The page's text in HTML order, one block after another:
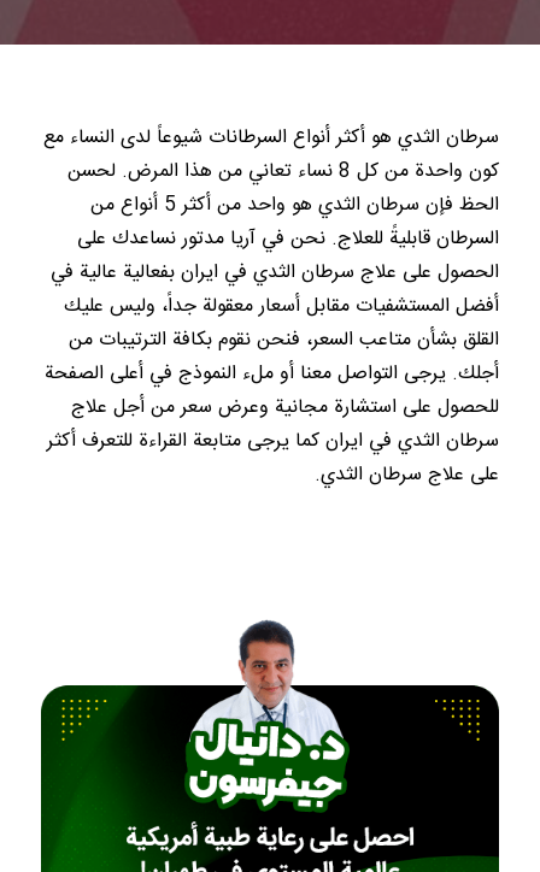
سرطان الثدي هو أكثر أنواع السرطانات شيوعاً لدى النساء مع
كون واحدة من كل 8 نساء تعاني من هذا المرض. لحسن
الحظ فإن سرطان الثدي هو واحد من أكثر 5 أنواع من
السرطان قابليةً للعلاج. نحن في آريا مدتور نساعدك على
الحصول على علاج سرطان الثدي في ايران بفعالية عالية في
أفضل المستشفيات مقابل أسعار معقولة جداً، وليس عليك
القلق بشأن متاعب السعر، فنحن نقوم بكافة الترتيبات من
أجلك. يرجى التواصل معنا أو ملء النموذج في أعلى الصفحة
للحصول على استشارة مجانية وعرض سعر من أجل علاج
سرطان الثدي في ايران كما يرجى متابعة القراءة للتعرف أكثر
على علاج سرطان الثدي.